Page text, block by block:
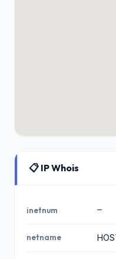
📋 IP Whois
inetnum —
netname